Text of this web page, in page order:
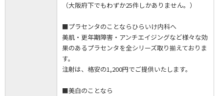
（大阪府下でもわずか25件しかありません。）
■プラセンタのことならひらいけ内科へ
美肌・更年期障害・アンチエイジングなど様々な効
果のあるプラセンタを全シリーズ取り揃えておりま
す。
注射は、格安の1,200円でご提供いたします。
■美白のことなら